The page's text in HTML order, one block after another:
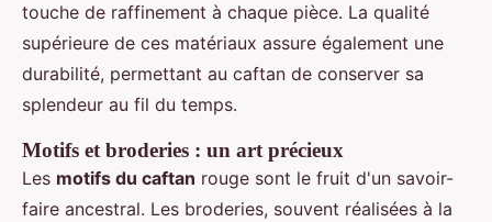
touche de raffinement à chaque pièce. La qualité
supérieure de ces matériaux assure également une
durabilité, permettant au caftan de conserver sa
splendeur au fil du temps.
Motifs et broderies : un art précieux
Les motifs du caftan rouge sont le fruit d'un savoir-
faire ancestral. Les broderies, souvent réalisées à la